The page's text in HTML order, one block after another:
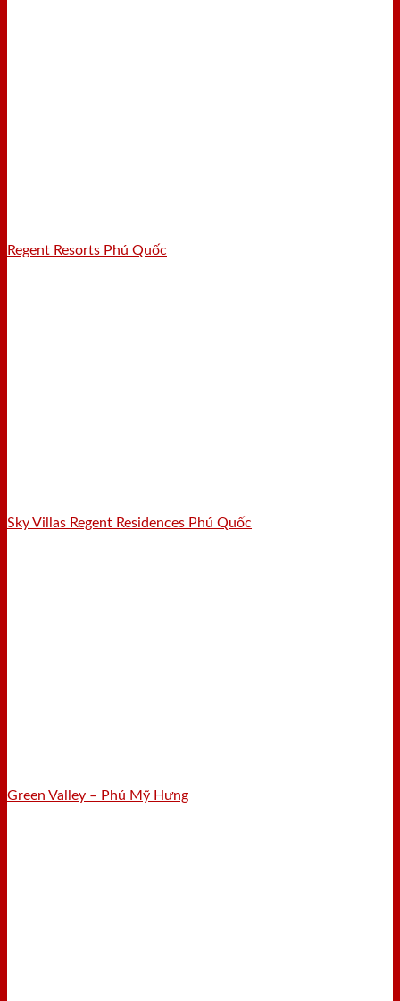
Regent Resorts Phú Quốc
Sky Villas Regent Residences Phú Quốc
Green Valley – Phú Mỹ Hưng